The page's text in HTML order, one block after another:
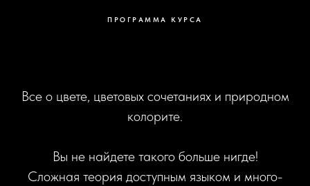
ПРОГРАММА КУРСА
Все о цвете, цветовых сочетаниях и природном
колорите.
Вы не найдете такого больше нигде!
Сложная теория доступным языком и много-